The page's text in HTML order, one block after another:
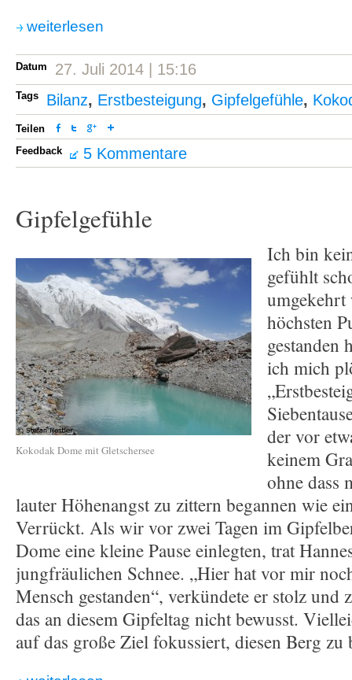
weiterlesen
Datum 27. Juli 2014 | 15:16
Tags Bilanz, Erstbesteigung, Gipfelgefühle,
Teilen
Feedback
5 Kommentare
Gipfelgefühle
Kokodak Dome mit Gletschersee
Ich bin
gefühlt
höchsten
gestanden
ich mich
der vor
keinem
ohne dass
lauter Höhenangst zu zittern begannen wie
Verrückt. Als wir vor zwei Tagen im
Dome eine kleine Pause einlegten, trat
jungfräulichen Schnee. „Hier hat vor mir
Mensch gestanden“, verkündete er stolz und
das an diesem Gipfeltag nicht bewusst.
auf das große Ziel fokussiert, diesen Berg zu